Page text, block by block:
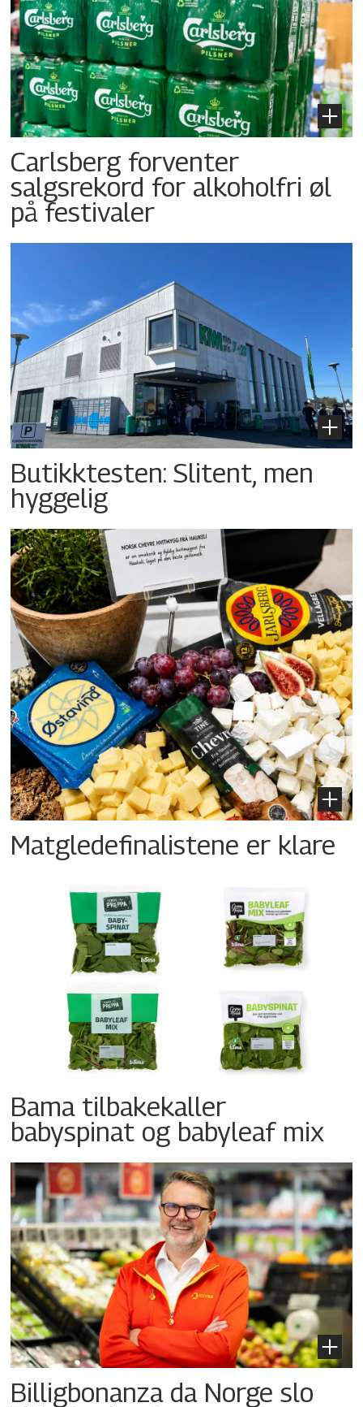
Carlsberg forventer
salgsrekord for alkoholfri øl
på festivaler
Butikktesten: Slitent, men
hyggelig
Matgledefinalistene er klare
Bama tilbakekaller
babyspinat og babyleaf mix
Billigbonanza da Norge slo